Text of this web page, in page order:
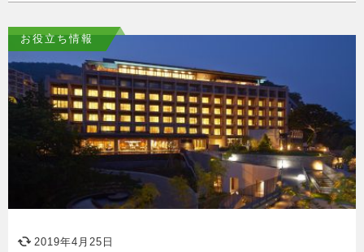
お役立ち情報
2019年4月25日